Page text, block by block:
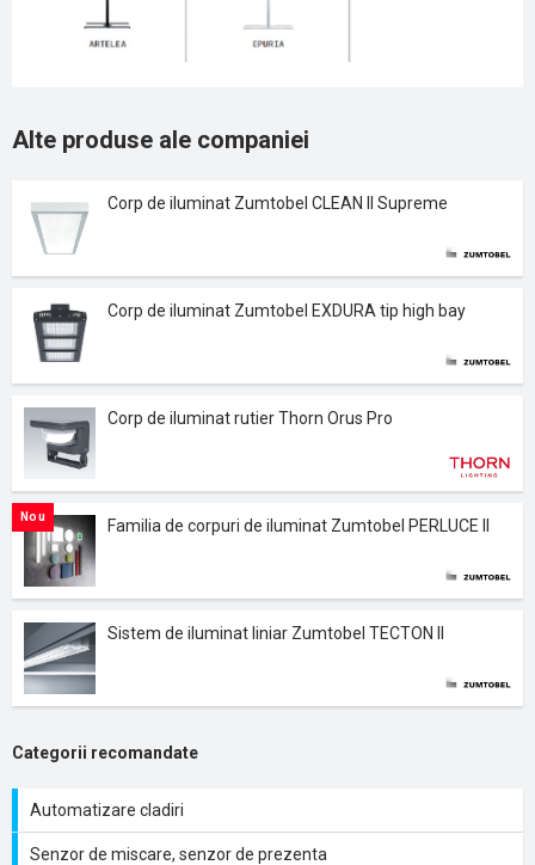
Alte produse ale companiei
Corp de iluminat Zumtobel CLEAN II Supreme
Corp de iluminat Zumtobel EXDURA tip high bay
Corp de iluminat rutier Thorn Orus Pro
Nou Familia de corpuri de iluminat Zumtobel PERLUCE II
Sistem de iluminat liniar Zumtobel TECTON II
Categorii recomandate
Automatizare cladiri
Senzor de miscare, senzor de prezenta